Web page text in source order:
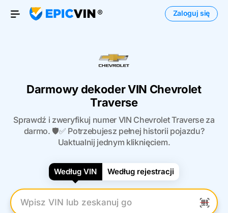
Otwórz menu
Zaloguj się
Darmowy dekoder VIN Chevrolet
Traverse
Sprawdź i zweryfikuj numer VIN Chevrolet Traverse za
darmo. 🛡️✅ Potrzebujesz pełnej historii pojazdu?
Uaktualnij jednym kliknięciem.
Według VIN Według rejestracji
Wpisz numer VIN